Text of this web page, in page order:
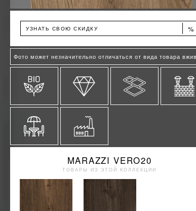
УЗНАТЬ СВОЮ СКИДКУ %
Фото может незначительно отличаться от вида товара
MARAZZI VERO20
ТОВАРЫ ИЗ ЭТОЙ КОЛЛЕКЦИИ